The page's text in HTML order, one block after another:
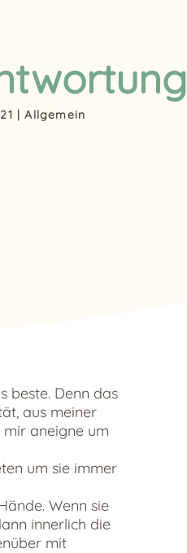
|Allgemein
beste. Denn das
aus meiner
mir aneigne um
um sie immer
Wenn sie
innerlich die
mit